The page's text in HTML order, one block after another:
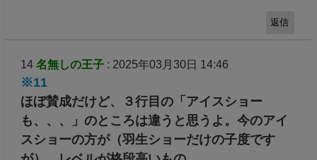
返信
14 名無しの王子: 2025年03月30日 14:46
※11
ほぼ賛成だけど、３行目の「アイスショー
も、、、」のところは違うと思うよ。今のアイ
スショーの方が（羽生ショーだけの子度です